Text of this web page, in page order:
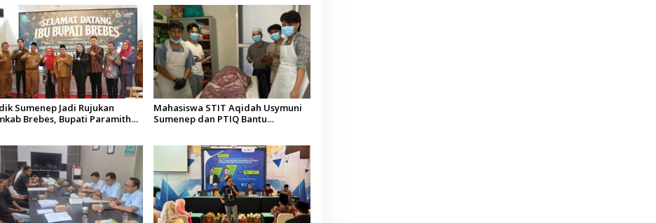
Sumenep Jadi Rujukan
Brebes, Bupati Paramitha
Mahasiswa STIT Aqidah Usymuni
Sumenep dan PTIQ Bantu